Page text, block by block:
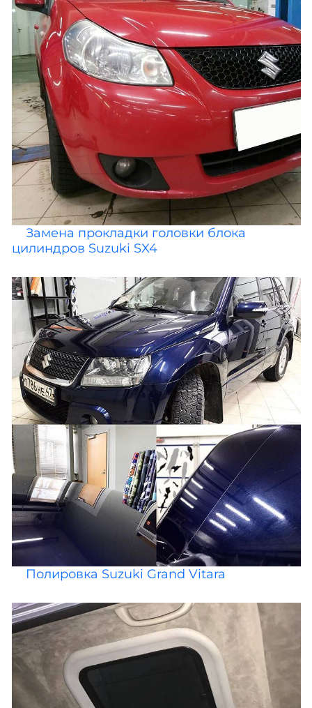
Замена прокладки головки блока
цилиндров Suzuki SX4
Полировка Suzuki Grand Vitara